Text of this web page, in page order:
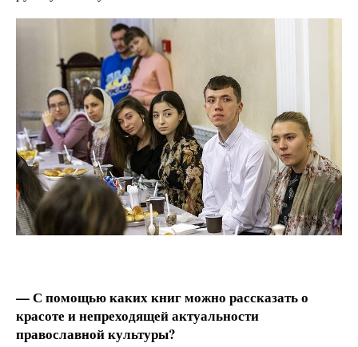
— С помощью каких книг можно рассказать о
красоте и непреходящей актуальности
православной культуры?